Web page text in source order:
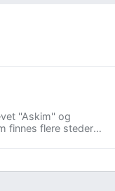
''Askim'' og
finnes flere steder